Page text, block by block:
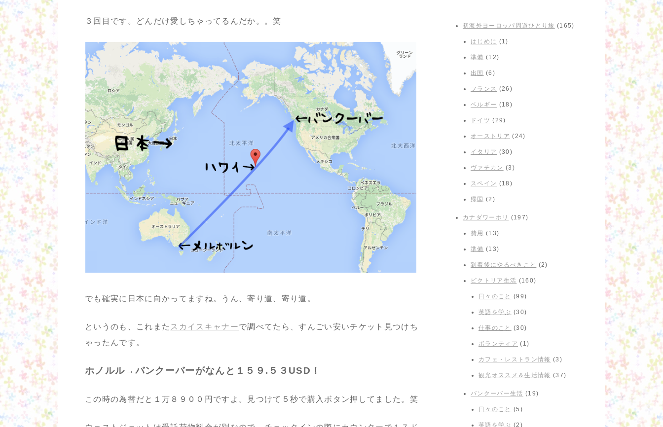
３回目です。どんだけ愛しちゃってるんだか。。笑
でも確実に日本に向かってますね。うん、寄り道、寄り道。
というのも、これまた スカイスキャナーで調べてたら、すんごい安いチケット見つけち
ゃったんです。
ホノルル→バンクーバーがなんと１５９.５３USD！
この時の為替だと１万８９００円ですよ。見つけて５秒で購入ボタン押してました。笑
初海外ヨーロッパ周遊ひとり旅 (165)
はじめに (1)
準備 (12)
出国 (6)
フランス (26)
ベルギー (18)
ドイツ (29)
オーストリア (24)
イタリア (30)
ヴァチカン (3)
スペイン (18)
帰国 (2)
カナダワーホリ (197)
費用 (13)
準備 (13)
到着後にやるべきこと (2)
ビクトリア生活 (160)
日々のこと (99)
英語を学ぶ (30)
仕事のこと (30)
ボランティア (1)
カフェ・レストラン情報 (3)
観光オススメ＆生活情報 (37)
バンクーバー生活 (19)
日々のこと (5)
英語を学ぶ (2)